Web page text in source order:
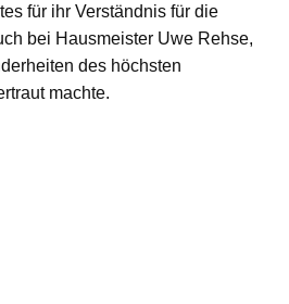
für ihr Verständnis für die
bei Hausmeister Uwe Rehse,
des höchsten
machte.